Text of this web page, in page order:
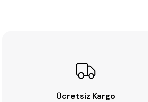
Ücretsiz Kargo